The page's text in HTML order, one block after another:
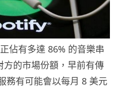
佔有多達 86% 的音樂串
的市場份額，早前有傳
務有可能會以每月 8 美元